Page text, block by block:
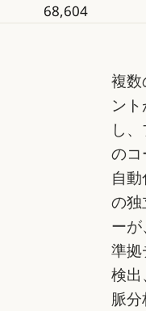
68,604
複数
ン
し
のコ
自
の独
ー
準拠
検
脈